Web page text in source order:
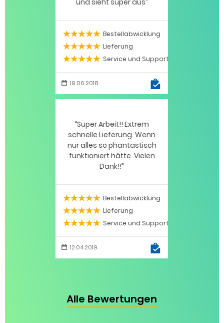
und sieht super aus
5 / 5
Bestellabwicklung
Lieferung
5 / 5
Service und Support
19.06.2018
Super Arbeit!! Extrem
schnelle Lieferung. Wenn
nur alles so phantastisch
funktioniert hätte. Vielen
Dank!!
5 / 5
Bestellabwicklung
Lieferung
5 / 5
Service und Support
12.04.2019
Alle Bewertungen